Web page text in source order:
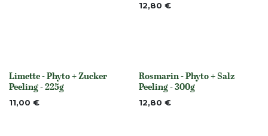
12,80 €
None
Limette - Phyto + Zucker
Peeling - 225g
11,00 €
None
Rosmarin - Phyto + Salz
Peeling - 300g
12,80 €